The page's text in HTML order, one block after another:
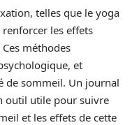
telles que le yoga
les effets
méthodes
et
de sommeil. Un journal
outil utile pour suivre
et les effets de cette